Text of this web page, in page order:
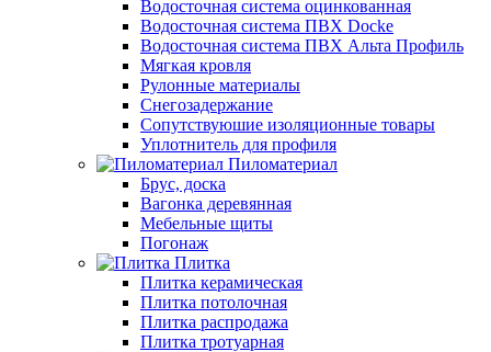
Водосточная система оцинкованная
Водосточная система ПВХ Docke
Водосточная система ПВХ Альта Профиль
Мягкая кровля
Рулонные материалы
Снегозадержание
Сопутствуюшие изоляционные товары
Уплотнитель для профиля
Пиломатериал
Брус, доска
Вагонка деревянная
Мебельные щиты
Погонаж
Плитка
Плитка керамическая
Плитка потолочная
Плитка распродажа
Плитка тротуарная